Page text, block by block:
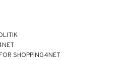
SHOPPING4NET